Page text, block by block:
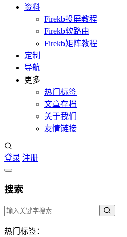
资料
Firekb投屏教程
Firekb软路由
Firekb矩阵教程
定制
导航
更多
热门标签
文章存档
关于我们
友情链接
登录 注册
搜索
热门标签：